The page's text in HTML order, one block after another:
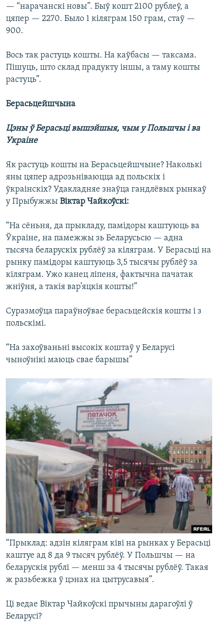
— “нарачанскі новы”. Быў кошт 2100 рублеў, а
цяпер — 2270. Было 1 кіляграм 150 грам, стаў —
900.
Вось так растуць кошты. На каўбасы — таксама.
Пішуць, што склад прадукту іншы, а таму кошты
растуць”.
Берасьцейшчына
Цэны ў Берасьці вышэйшыя, чым у Польшчы і ва
Украіне
Як растуць кошты на Берасьцейшчыне? Наколькі
яны цяпер адрозьніваюцца ад польскіх і
ўкраінскіх? Удакладняе знаўца гандлёвых рынкаў
у Прыбужжы Віктар Чайкоўскі:
“На сёньня, да прыкладу, памідоры каштуюць ва
Ўкраіне, на памежжы зь Беларусьсю — адна
тысяча беларускіх рублёў за кіляграм. У Берасьці на
рынку памідоры каштуюць 3,5 тысячы рублёў за
кіляграм. Ужо канец ліпеня, фактычна пачатак
жніўня, а такія вар’яцкія кошты!”
Суразмоўца параўноўвае берасьцейскія кошты і з
польскімі.
“На захоўваньні высокіх коштаў у Беларусі
чыноўнікі маюць свае барышы”
“Прыклад: адзін кіляграм ківі на рынках у Берасьці
каштуе ад 8 да 9 тысяч рублёў. У Польшчы — на
беларускія рублі — менш за 4 тысячы рублёў. Такая
ж разьбежка ў цэнах на цытрусавыя”.
Ці ведае Віктар Чайкоўскі прычыны дарагоўлі ў
Беларусі?